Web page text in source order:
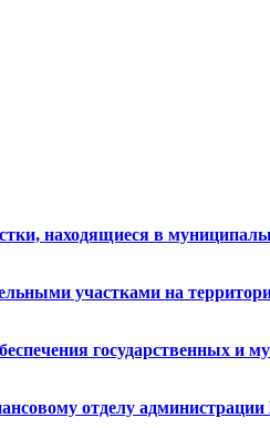
находящиеся в
участками на
государственных и
отделу администрации